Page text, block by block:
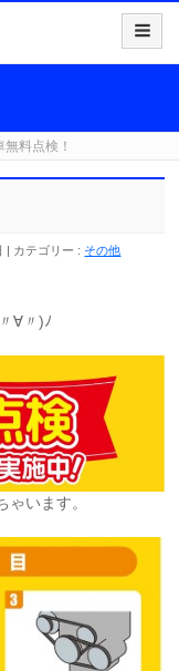
料点検！
カテゴリー : その他
∀〃)ﾉ
います。